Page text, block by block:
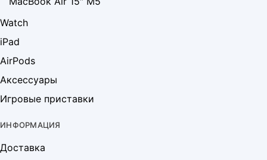
Watch
iPad
AirPods
Аксессуары
Игровые приставки
ИНФОРМАЦИЯ
Доставка